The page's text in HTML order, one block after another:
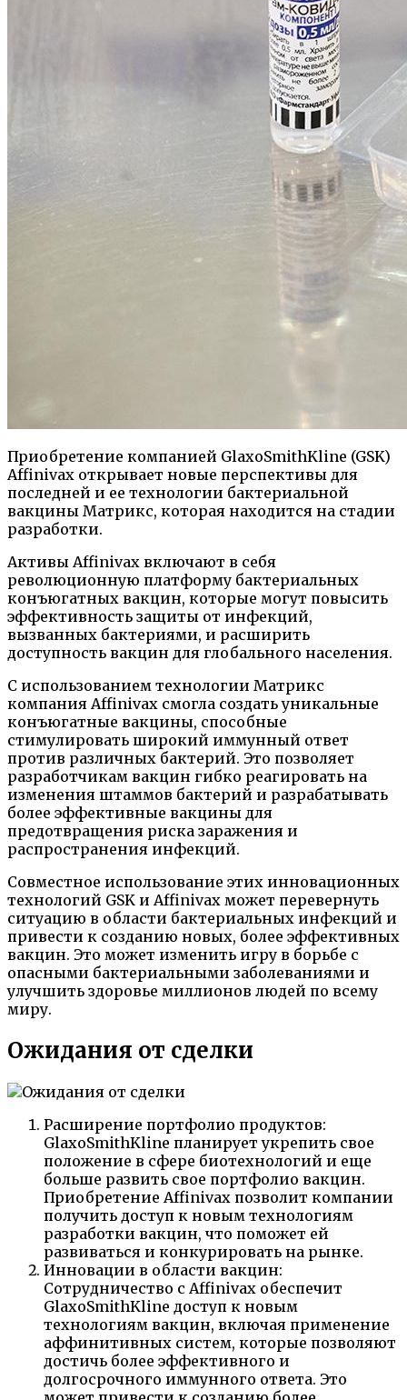
Приобретение компанией GlaxoSmithKline (GSK)
Affinivax открывает новые перспективы для
последней и ее технологии бактериальной
вакцины Матрикс, которая находится на стадии
разработки.
Активы Affinivax включают в себя
революционную платформу бактериальных
конъюгатных вакцин, которые могут повысить
эффективность защиты от инфекций,
вызванных бактериями, и расширить
доступность вакцин для глобального населения.
С использованием технологии Матрикс
компания Affinivax смогла создать уникальные
конъюгатные вакцины, способные
стимулировать широкий иммунный ответ
против различных бактерий. Это позволяет
разработчикам вакцин гибко реагировать на
изменения штаммов бактерий и разрабатывать
более эффективные вакцины для
предотвращения риска заражения и
распространения инфекций.
Совместное использование этих инновационных
технологий GSK и Affinivax может перевернуть
ситуацию в области бактериальных инфекций и
привести к созданию новых, более эффективных
вакцин. Это может изменить игру в борьбе с
опасными бактериальными заболеваниями и
улучшить здоровье миллионов людей по всему
миру.
Ожидания от сделки
Расширение портфолио продуктов:
GlaxoSmithKline планирует укрепить свое
положение в сфере биотехнологий и еще
больше развить свое портфолио вакцин.
Приобретение Affinivax позволит компании
получить доступ к новым технологиям
разработки вакцин, что поможет ей
развиваться и конкурировать на рынке.
Инновации в области вакцин:
Сотрудничество с Affinivax обеспечит
GlaxoSmithKline доступ к новым
технологиям вакцин, включая применение
аффинитивных систем, которые позволяют
достичь более эффективного и
долгосрочного иммунного ответа. Это